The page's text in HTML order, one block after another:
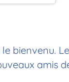
bienvenu.
amis